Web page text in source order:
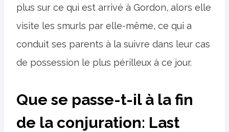
plus sur ce qui est arrivé à Gordon, alors elle
visite les smurls par elle-même, ce qui a
conduit ses parents à la suivre dans leur cas
de possession le plus périlleux à ce jour.
Que se passe-t-il à la fin
de la conjuration: Last